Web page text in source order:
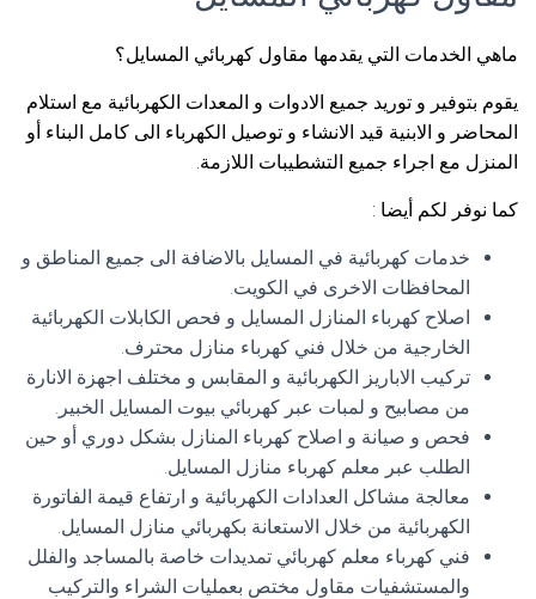
ماهي الخدمات التي يقدمها مقاول كهربائي المسايل؟
يقوم بتوفير و توريد جميع الادوات و المعدات الكهربائية مع استلام
المحاضر و الابنية قيد الانشاء و توصيل الكهرباء الى كامل البناء أو
المنزل مع اجراء جميع التشطيبات اللازمة.
كما نوفر لكم أيضا :
خدمات كهربائية في المسايل بالاضافة الى جميع المناطق و
المحافظات الاخرى في الكويت.
اصلاح كهرباء المنازل المسايل و فحص الكابلات الكهربائية
الخارجية من خلال فني كهرباء منازل محترف.
تركيب الاباريز الكهربائية و المقابس و مختلف اجهزة الانارة
من مصابيح و لمبات عبر كهربائي بيوت المسايل الخبير.
فحص و صيانة و اصلاح كهرباء المنازل بشكل دوري أو حين
الطلب عبر معلم كهرباء منازل المسايل.
معالجة مشاكل العدادات الكهربائية و ارتفاع قيمة الفاتورة
الكهربائية من خلال الاستعانة بكهربائي منازل المسايل.
فني كهرباء معلم كهربائي تمديدات خاصة بالمساجد والفلل
والمستشفيات مقاول مختص بعمليات الشراء والتركيب